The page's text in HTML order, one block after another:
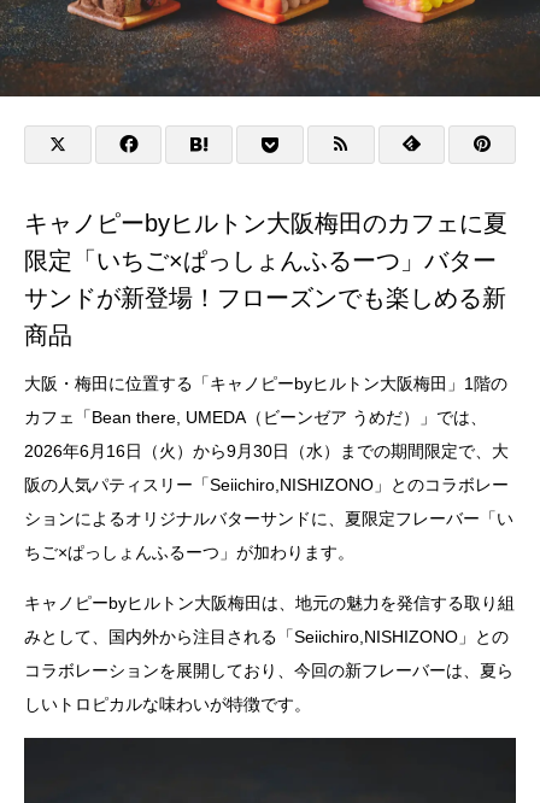
キャノピーbyヒルトン大阪梅田のカフェに夏
限定「いちご×ぱっしょんふるーつ」バター
サンドが新登場！フローズンでも楽しめる新
商品
大阪・梅田に位置する「キャノピーbyヒルトン大阪梅田」1階の
カフェ「Bean there, UMEDA（ビーンゼア うめだ）」では、
2026年6月16日（火）から9月30日（水）までの期間限定で、大
阪の人気パティスリー「Seiichiro,NISHIZONO」とのコラボレー
ションによるオリジナルバターサンドに、夏限定フレーバー「い
ちご×ぱっしょんふるーつ」が加わります。
キャノピーbyヒルトン大阪梅田は、地元の魅力を発信する取り組
みとして、国内外から注目される「Seiichiro,NISHIZONO」との
コラボレーションを展開しており、今回の新フレーバーは、夏ら
しいトロピカルな味わいが特徴です。